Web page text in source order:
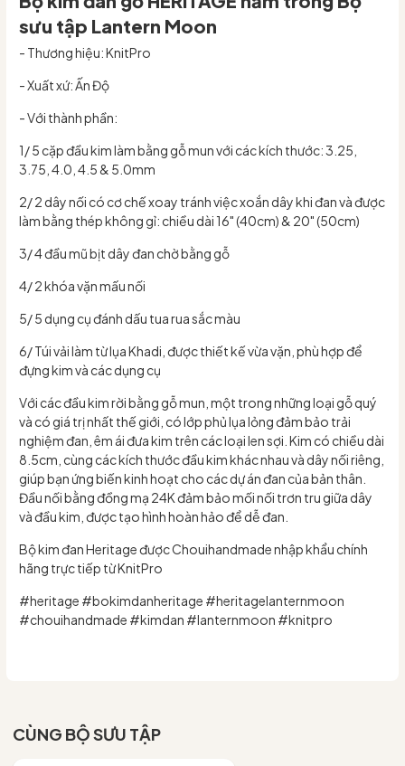
sưu tập Lantern Moon
- Thương hiệu: KnitPro
- Xuất xứ: Ấn Độ
- Với thành phần:
1/ 5 cặp đầu kim làm bằng gỗ mun với các kích thước: 3.25,
3.75, 4.0, 4.5 & 5.0mm
2/ 2 dây nối có cơ chế xoay tránh việc xoắn dây khi đan và được
làm bằng thép không gỉ: chiều dài 16" (40cm) & 20" (50cm)
3/ 4 đầu mũ bịt dây đan chờ bằng gỗ
4/ 2 khóa vặn mấu nối
5/ 5 dụng cụ đánh dấu tua rua sắc màu
6/ Túi vải làm từ lụa Khadi, được thiết kế vừa vặn, phù hợp để
đựng kim và các dụng cụ
Với các đầu kim rời bằng gỗ mun, một trong những loại gỗ quý
và có giá trị nhất thế giới, có lớp phủ lụa lỏng đảm bảo trải
nghiệm đan, êm ái đưa kim trên các loại len sợi. Kim có chiều dài
8.5cm, cùng các kích thước đầu kim khác nhau và dây nối riêng,
giúp bạn ứng biến kinh hoạt cho các dự án đan của bản thân.
Đầu nối bằng đồng mạ 24K đảm bảo mối nối trơn tru giữa dây
và đầu kim, được tạo hình hoàn hảo để dễ đan.
Bộ kim đan Heritage được Chouihandmade nhập khẩu chính
hãng trực tiếp từ KnitPro
#heritage #bokimdanheritage #heritagelanternmoon
#chouihandmade #kimdan #lanternmoon #knitpro
CÙNG BỘ SƯU TẬP